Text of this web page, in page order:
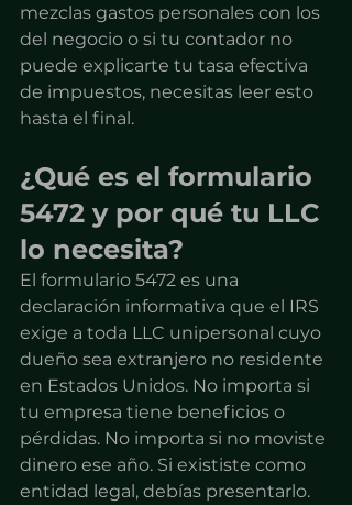
mezclas gastos personales con los
del negocio o si tu contador no
puede explicarte tu tasa efectiva
de impuestos, necesitas leer esto
hasta el final.
¿Qué es el formulario
5472 y por qué tu LLC
lo necesita?
El formulario 5472 es una
declaración informativa que el IRS
exige a toda LLC unipersonal cuyo
dueño sea extranjero no residente
en Estados Unidos. No importa si
tu empresa tiene beneficios o
pérdidas. No importa si no moviste
dinero ese año. Si exististe como
entidad legal, debías presentarlo.